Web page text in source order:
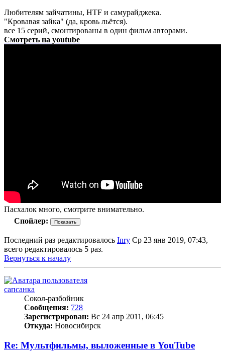
Любителям зайчатины, HTF и самурайджека.
"Кровавая зайка" (да, кровь льётся).
все 15 серий, смонтированы в один фильм авторами.
Смотреть на youtube
Пасхалок много, смотрите внимательно.
Спойлер:
Последний раз редактировалось Inry Ср 23 янв 2019, 07:43,
всего редактировалось 5 раз.
Вернуться к началу
сапсанка
Сокол-разбойник
Сообщения: 728
Зарегистрирован: Вс 24 апр 2011, 06:45
Откуда: Новосибирск
Re: Мультфильмы, выложенные в YouTube